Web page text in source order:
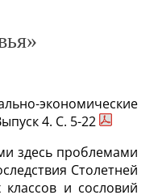
экономические
4. С. 5-22
здесь проблемами
Столетней
и сословий